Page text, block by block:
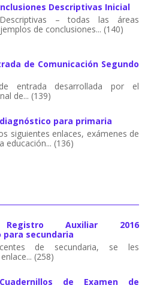
Descriptivas Inicial
Descriptivas – todas las áreas
de conclusiones... (140)
de Comunicación Segundo
entrada desarrollada por el
de... (139)
para primaria
siguientes enlaces, exámenes de
educación... (136)
Registro Auxiliar 2016
secundaria
de secundaria, se les
(258)
de Examen de